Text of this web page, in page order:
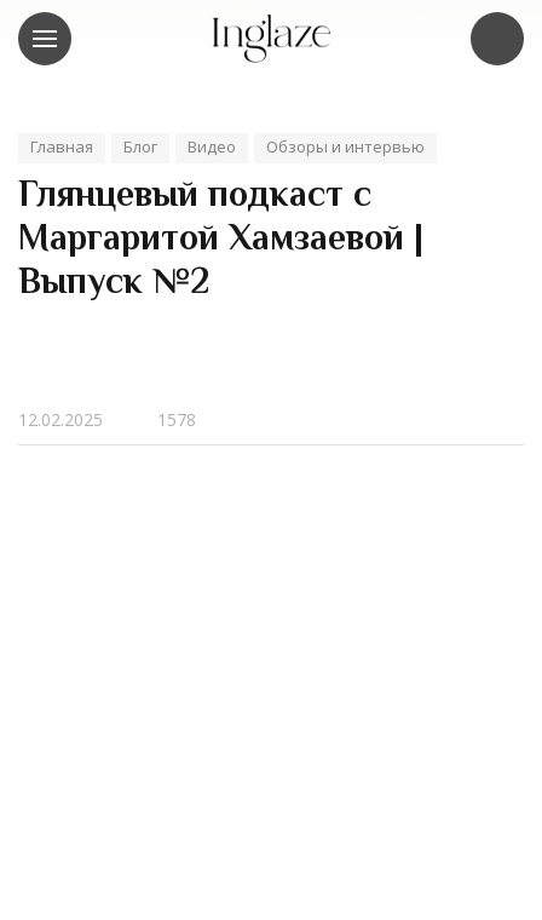
Главная Блог Видео Обзоры и интервью
Глянцевый подкаст с
Маргаритой Хамзаевой |
Выпуск №2
12.02.2025 1578